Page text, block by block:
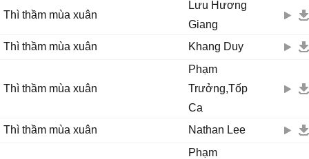
Thì thầm mùa xuân
Lưu Hương
Giang
Thì thầm mùa xuân
Khang Duy
Thì thầm mùa xuân
Phạm
Trưởng,Tốp
Ca
Thì thầm mùa xuân
Nathan Lee
Phạm